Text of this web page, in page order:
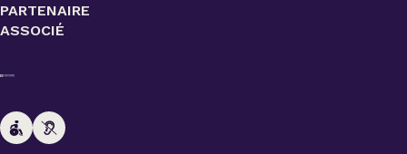
PARTENAIRE
ASSOCIÉ